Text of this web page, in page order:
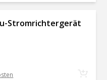
Stromrichtergerät